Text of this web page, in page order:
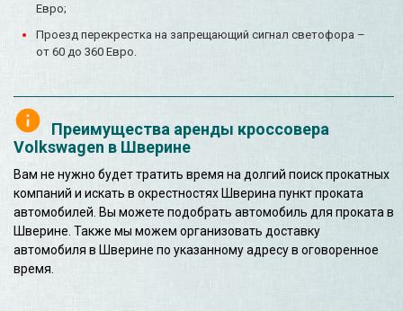
Евро;
Проезд перекрестка на запрещающий сигнал светофора –
от 60 до 360 Евро.
Преимущества аренды кроссовера
Volkswagen в Шверине
Вам не нужно будет тратить время на долгий поиск прокатных
компаний и искать в окрестностях Шверина пункт проката
автомобилей. Вы можете подобрать автомобиль для проката в
Шверине. Также мы можем организовать доставку
автомобиля в Шверине по указанному адресу в оговоренное
время.